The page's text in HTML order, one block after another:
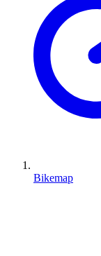
Bikemap